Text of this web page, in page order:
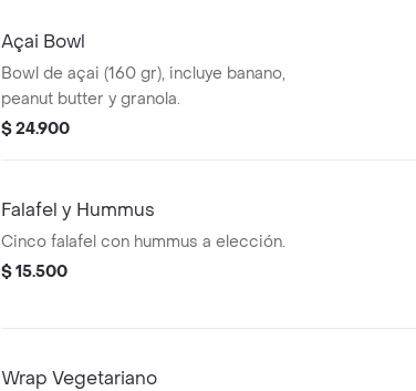
Açai Bowl
Bowl de açai (160 gr), incluye banano,
peanut butter y granola.
$ 24.900
Falafel y Hummus
Cinco falafel con hummus a elección.
$ 15.500
Wrap Vegetariano